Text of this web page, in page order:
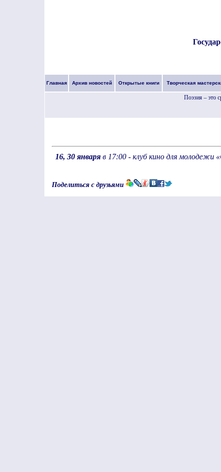
Главная Архив новостей Открытые книги Творческая
Поэзия – это
16, 30 января в 17:00 - клуб кино для
Поделиться с друзьями